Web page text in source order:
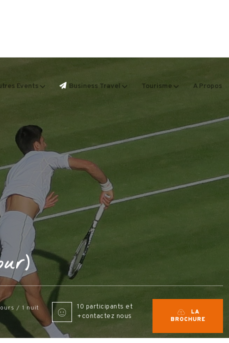
Events Business Travel Tourisme A Propos
/ 1 nuit
10 participants et
+contactez nous
LA
BROCHURE